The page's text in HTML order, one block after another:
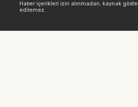
Haber içerikleri izin alınmadan, kaynak
edilemez.